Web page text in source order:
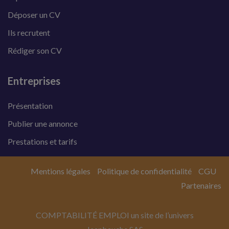
Déposer un CV
Ils recrutent
Rédiger son CV
Entreprises
Présentation
Publier une annonce
Prestations et tarifs
COMPTABILITÉ EMPLOI un site de l’univers
Mentions légales Politique de confidentialité
CGU
Partenaires